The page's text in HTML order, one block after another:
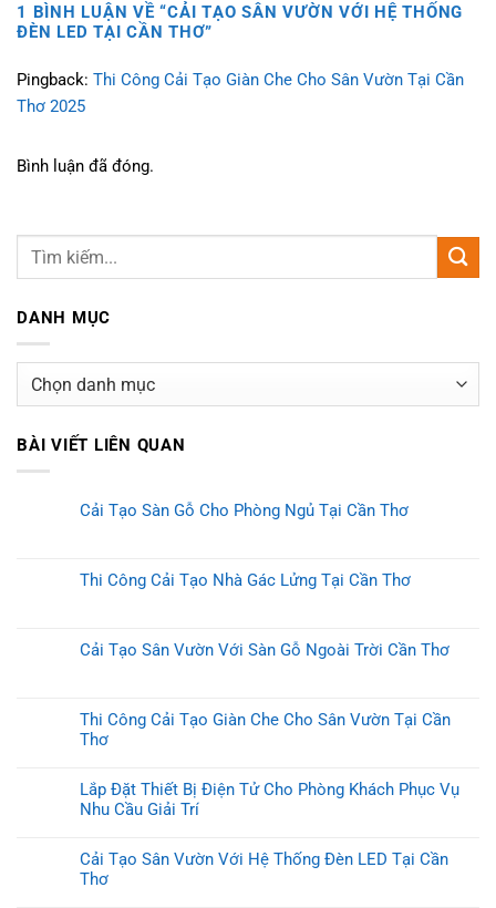
1 BÌNH LUẬN VỀ “CẢI TẠO SÂN VƯỜN VỚI HỆ THỐNG
ĐÈN LED TẠI CẦN THƠ”
Pingback: Thi Công Cải Tạo Giàn Che Cho Sân Vườn Tại Cần
Thơ 2025
Bình luận đã đóng.
DANH MỤC
mục
BÀI VIẾT LIÊN QUAN
Cải Tạo Sàn Gỗ Cho Phòng Ngủ Tại Cần Thơ
Thi Công Cải Tạo Nhà Gác Lửng Tại Cần Thơ
Cải Tạo Sân Vườn Với Sàn Gỗ Ngoài Trời Cần Thơ
Thi Công Cải Tạo Giàn Che Cho Sân Vườn Tại Cần
Thơ
Lắp Đặt Thiết Bị Điện Tử Cho Phòng Khách Phục Vụ
Nhu Cầu Giải Trí
Cải Tạo Sân Vườn Với Hệ Thống Đèn LED Tại Cần
Thơ